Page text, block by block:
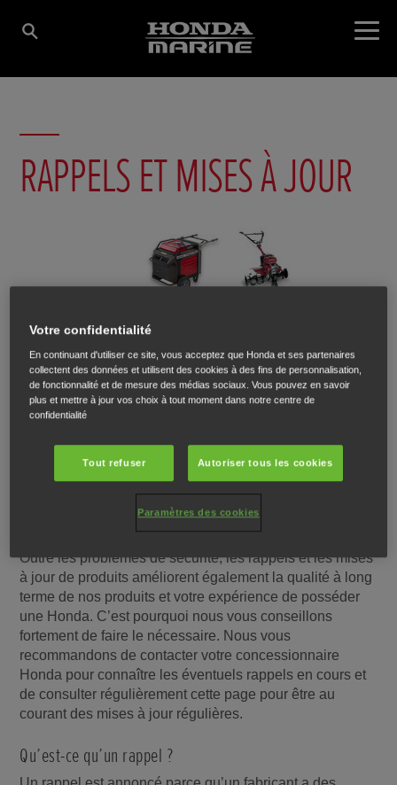
RAPPELS ET MISES À JOUR
Rappels et mises à jour
Outre les problèmes de sécurité, les rappels et les mises
à jour de produits améliorent également la qualité à long
terme de nos produits et votre expérience de posséder
une Honda. C’est pourquoi nous vous conseillons
fortement de faire le nécessaire. Nous vous
recommandons de contacter votre concessionnaire
Honda pour connaître les éventuels rappels en cours et
de consulter régulièrement cette page pour être au
courant des mises à jour régulières.
Qu’est-ce qu’un rappel ?
Votre confidentialité
En continuant d'utiliser ce site, vous acceptez que Honda et ses partenaires
collectent des données et utilisent des cookies à des fins de personnalisation,
de fonctionnalité et de mesure des médias sociaux. Vous pouvez en savoir
plus et mettre à jour vos choix à tout moment dans notre centre de
confidentialité
Tout refuser Autoriser tous les cookies
Paramètres des cookies